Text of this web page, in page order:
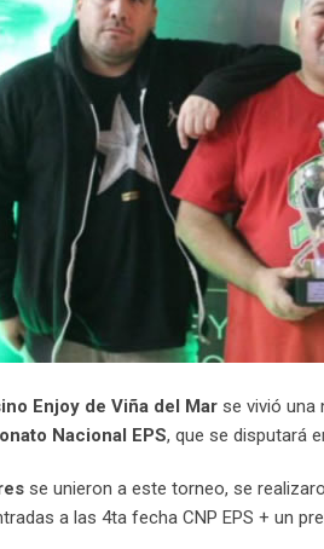
Enjoy de Viña del Mar se vivió una
Nacional EPS, que se disputará
se unieron a este torneo, se
a las 4ta fecha CNP EPS + un